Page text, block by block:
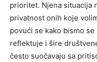
prioritet. Njena situacija
privatnost onih koje
povući se kako bismo
reflektuje i šire
često suočavaju sa